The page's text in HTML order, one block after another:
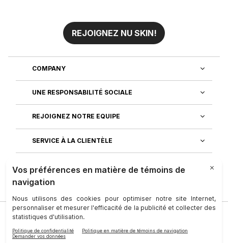
REJOIGNEZ NU SKIN!
COMPANY
UNE RESPONSABILITÉ SOCIALE
REJOIGNEZ NOTRE EQUIPE
SERVICE À LA CLIENTÈLE
Société | Juridique
Conditions D’utilisation
Personne-Ressource |
Confidentialité